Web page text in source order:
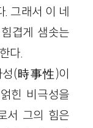
. 그래서 이 네
겹게 샘솟는
다.
성(時事性)이
힌 비극성을
서 그의 힘은